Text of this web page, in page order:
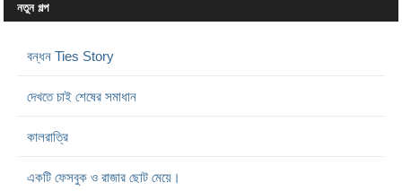
নতুন গল্প
বন্ধন Ties Story
দেখতে চাই শেষের সমাধান
কালরাত্রি
একটি ফেসবুক ও রাজার ছোট মেয়ে।